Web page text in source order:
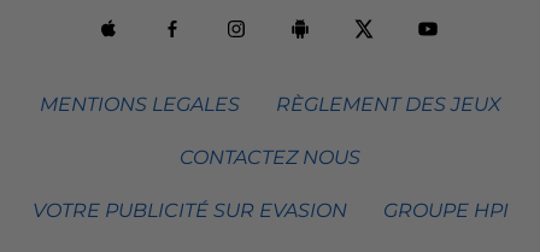
MENTIONS LEGALES RÈGLEMENT DES JEUX
CONTACTEZ NOUS
VOTRE PUBLICITÉ SUR EVASION GROUPE HPI